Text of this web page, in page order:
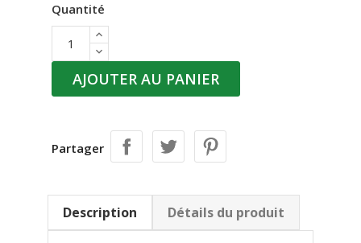
Quantité
AJOUTER AU PANIER
Partager
Description Détails du produit